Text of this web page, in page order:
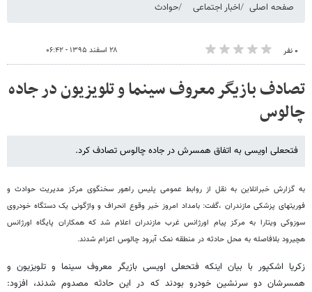
صفحه اصلی اخبار اجتماعی حوادث
۰ نفر ۲۸ اسفند ۱۳۹۵ - ۰۶:۴۲
تصادف بازیگر معروف سینما و تلویزیون در جاده
چالوس
فتحعلی اویسی به اتفاق همسرش در جاده چالوس تصادف کرد.
به گزارش خبرانلاین به نقل از روابط عمومی پلیس راهور سخنگوی مرکز مدیریت حوادث و
فوریتهای پزشکی مازندران ،گفت: بامداد امروز خبر وقوع انحراف و واژگونی یک دستگاه خودروی
سوزوکی ویتارا به مرکز پیام اورژانس غرب مازندران اعلام شد که همکاران پایگاه اورژانس
هچیرود بلافاصله به محل حادثه در منطقه نمک آبرود چالوس اعزام شدند.
زکریا اشکپور با بیان اینکه فتحعلی اویسی بازیگر معروف سینما و تلویزیون و
همسرشان دو سرنشین خودرو بودند که در این حادثه مصدوم شدند، افزود: